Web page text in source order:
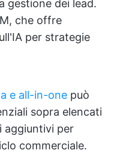
gestione dei lead.
che offre
per strategie
e all-in-one può
sopra elencati
aggiuntivi per
commerciale.